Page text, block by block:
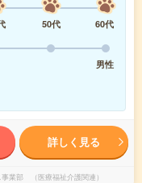
50代
60代
男性
詳しく見る
業部 （医療福祉介護関連）